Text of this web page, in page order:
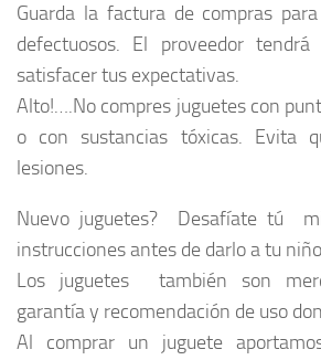
Guarda la factura de compras
defectuosos. El proveedor
satisfacer tus expectativas.
Alto!….No compres juguetes con
o con sustancias tóxicas.
lesiones.
Nuevo juguetes? Desafíate tú
instrucciones antes de darlo a tu
Los juguetes también son
garantía y recomendación de uso
Al comprar un juguete